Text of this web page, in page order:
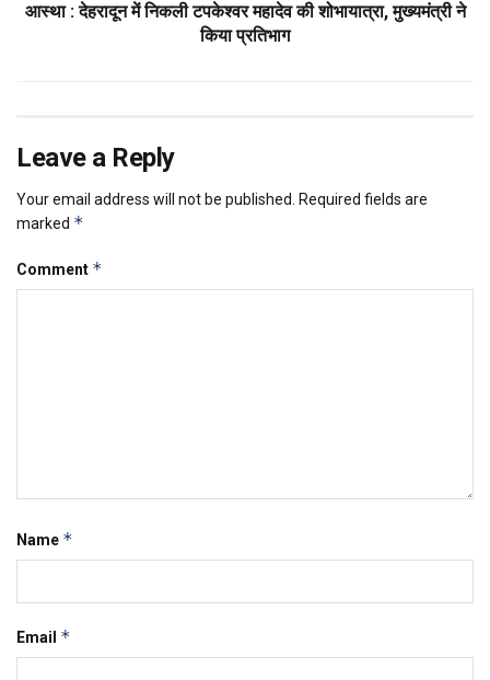
आस्था : देहरादून में निकली टपकेश्वर महादेव की शोभायात्रा, मुख्यमंत्री ने
किया प्रतिभाग
Leave a Reply
Your email address will not be published.
Required fields are
marked *
Comment *
Name *
Email *